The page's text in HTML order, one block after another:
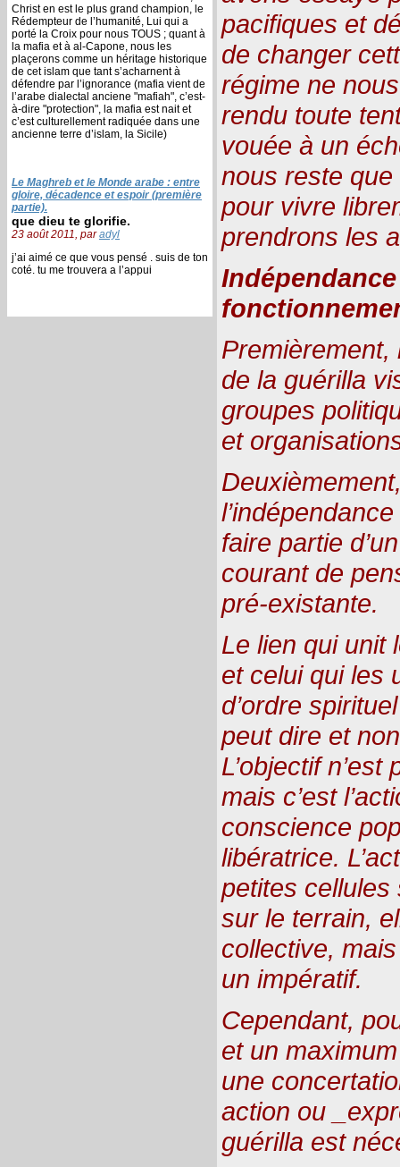
Christ en est le plus grand champion, le
Rédempteur de l’humanité, Lui qui a
porté la Croix pour nous TOUS ; quant à
la mafia et à al-Capone, nous les
plaçerons comme un héritage historique
de cet islam que tant s’acharnent à
défendre par l’ignorance (mafia vient de
l’arabe dialectal anciene "mafiah", c’est-
à-dire "protection", la mafia est nait et
c’est culturellement radiquée dans une
ancienne terre d’islam, la Sicile)
Le Maghreb et le Monde arabe : entre
gloire, décadence et espoir (première
partie).
que dieu te glorifie.
23 août 2011, paradyl
j’ai aimé ce que vous pensé . suis de ton
coté. tu me trouvera a l’appui
pacifiques et
de changer
régime ne
rendu toute
vouée à un
nous reste
pour vivre
prendrons les
Premièrement,
de la guérilla
groupes
et
faire partie
courant de
pré-existante.
Le lien qui unit
et celui qui les
d’ordre
peut dire et
L’objectif
mais c’est
conscience
libératrice.
petites
sur le terrain,
collective,
un impératif.
Cependant,
et un
une
action ou
guérilla est